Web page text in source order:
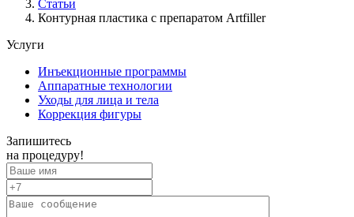
Статьи
Контурная пластика с препаратом Artfiller
Услуги
Инъекционные программы
Аппаратные технологии
Уходы для лица и тела
Коррекция фигуры
Запишитесь
на процедуру!